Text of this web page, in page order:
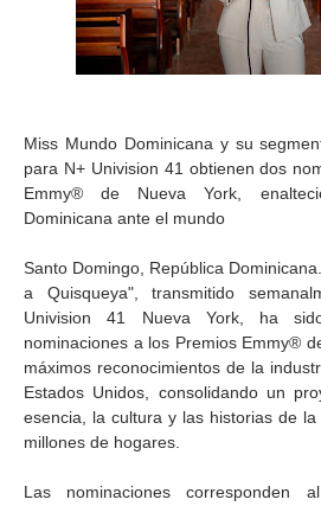
Miss Mundo Dominicana y su
para N+ Univision 41 obtienen dos
Emmy® de Nueva York,
Dominicana ante el mundo
Santo Domingo, República
a Quisqueya", transmitido
Univision 41 Nueva York, ha
nominaciones a los Premios Emmy®️
máximos reconocimientos de la
Estados Unidos, consolidando un
esencia, la cultura y las historias de
millones de hogares.
Las nominaciones corresponden